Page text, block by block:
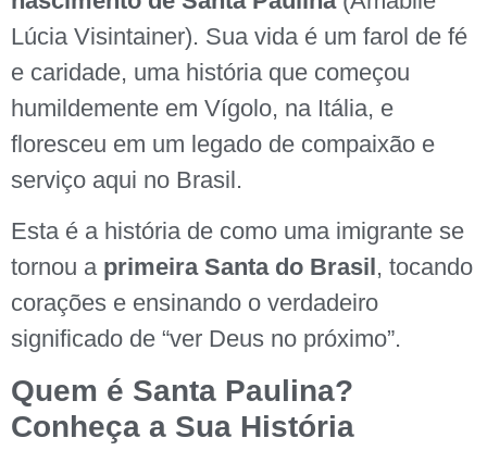
Lúcia Visintainer). Sua vida é um farol de fé
e caridade, uma história que começou
humildemente em Vígolo, na Itália, e
floresceu em um legado de compaixão e
serviço aqui no Brasil.
Esta é a história de como uma imigrante se
tornou a primeira Santa do Brasil , tocando
corações e ensinando o verdadeiro
significado de “ver Deus no próximo”.
Quem é Santa Paulina?
Conheça a Sua História